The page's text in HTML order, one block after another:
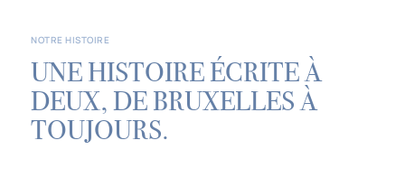
NOTRE HISTOIRE
UNE HISTOIRE ÉCRITE À
DEUX, DE BRUXELLES À
TOUJOURS.